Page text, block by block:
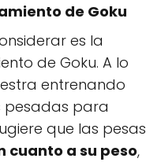
de Goku
es la
de Goku. A lo
entrenando
pesadas para
que las pesas
cuanto a su peso,